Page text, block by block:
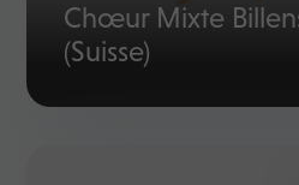
Chœur Mixte
(Suisse)